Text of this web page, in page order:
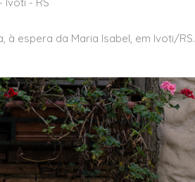
à espera da Maria Isabel, em Ivoti/RS.